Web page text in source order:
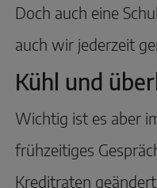
Doch auch eine
auch wir jederzeit
Kühl und
Wichtig ist es aber
frühzeitiges
Kreditraten